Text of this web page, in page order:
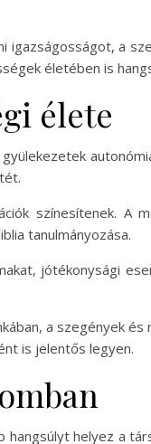
igazságosságot, a
életében is
élete
színesítenek. A
tanulmányozása.
jótékonysági
a szegények
is jelentős legyen.
helyez a